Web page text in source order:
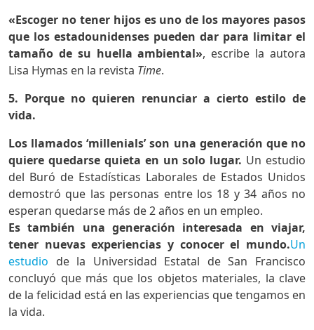
«Escoger no tener hijos es uno de los mayores pasos
que los estadounidenses pueden dar para limitar el
tamaño de su huella ambiental», escribe la autora
Lisa Hymas en la revista Time.
5. Porque no quieren renunciar a cierto estilo de
vida.
Los llamados ‘millenials’ son una generación que no
quiere quedarse quieta en un solo lugar. Un estudio
del Buró de Estadísticas Laborales de Estados Unidos
demostró que las personas entre los 18 y 34 años no
esperan quedarse más de 2 años en un empleo.
Es también una generación interesada en viajar,
tener nuevas experiencias y conocer el mundo.Un
estudio de la Universidad Estatal de San Francisco
concluyó que más que los objetos materiales, la clave
de la felicidad está en las experiencias que tengamos en
la vida.